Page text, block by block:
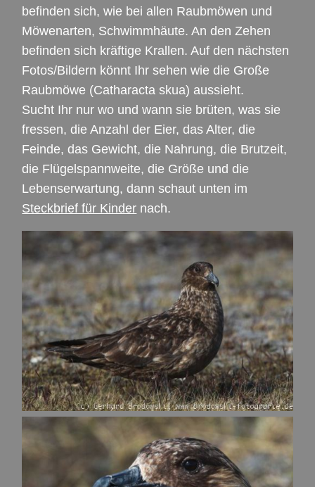
befinden sich, wie bei allen Raubmöwen und
Möwenarten, Schwimmhäute. An den Zehen
befinden sich kräftige Krallen. Auf den nächsten
Fotos/Bildern könnt Ihr sehen wie die Große
Raubmöwe (Catharacta skua) aussieht.
Sucht Ihr nur wo und wann sie brüten, was sie
fressen, die Anzahl der Eier, das Alter, die
Feinde, das Gewicht, die Nahrung, die Brutzeit,
die Flügelspannweite, die Größe und die
Lebenserwartung, dann schaut unten im
Steckbrief für Kinder nach.